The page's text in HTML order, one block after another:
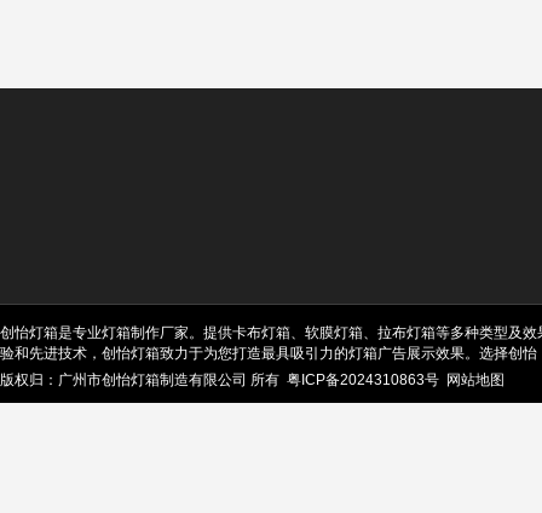
创怡灯箱是专业灯箱制作厂家。提供卡布灯箱、软膜灯箱、拉布灯箱等多种类型及
验和先进技术，创怡灯箱致力于为您打造最具吸引力的灯箱广告展示效果。选择创怡
版权归：广州市创怡灯箱制造有限公司 所有 粤ICP备2024310863号 网站地图